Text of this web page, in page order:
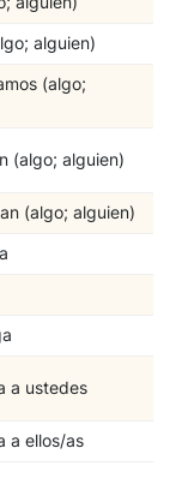
alguien)
(algo;
(algo; alguien)
(algo; alguien)
a ustedes
a ellos/as